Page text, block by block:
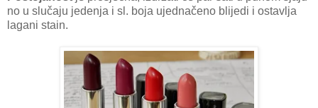
no u slučaju jedenja i sl. boja ujednačeno blijedi i ostavlja
lagani stain.